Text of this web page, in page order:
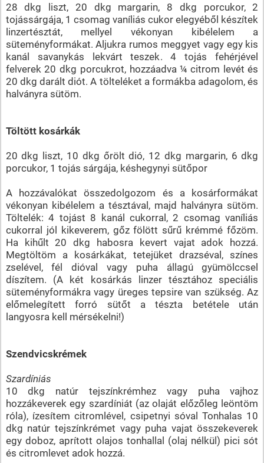
28 dkg liszt, 20 dkg margarin, 8 dkg porcukor, 2
tojássárgája, 1 csomag vaníliás cukor elegyéből készítek
linzertésztát, mellyel vékonyan kibélelem a
süteményformákat. Aljukra rumos meggyet vagy egy kis
kanál savanykás lekvárt teszek. 4 tojás fehérjével
felverek 20 dkg porcukrot, hozzáadva ¼ citrom levét és
20 dkg darált diót. A tölteléket a formákba adagolom, és
halványra sütöm.
Töltött kosárkák
20 dkg liszt, 10 dkg őrölt dió, 12 dkg margarin, 6 dkg
porcukor, 1 tojás sárgája, késhegynyi sütőpor
A hozzávalókat összedolgozom és a kosárformákat
vékonyan kibélelem a tésztával, majd halványra sütöm.
Töltelék: 4 tojást 8 kanál cukorral, 2 csomag vaníliás
cukorral jól kikeverem, gőz fölött sűrű krémmé főzöm.
Ha kihűlt 20 dkg habosra kevert vajat adok hozzá.
Megtöltöm a kosárkákat, tetejüket drazséval, színes
zselével, fél dióval vagy puha állagú gyümölccsel
díszítem. (A két kosárkás linzer tésztához speciális
süteményformákra vagy üreges tepsire van szükség. Az
előmelegített forró sütőt a tészta betétele után
langyosra kell mérsékelni!)
Szendvicskrémek
Szardíniás
10 dkg natúr tejszínkrémhez vagy puha vajhoz
hozzákeverek egy szardíniát (az olaját előzőleg leöntöm
róla), ízesítem citromlével, csipetnyi sóval Tonhalas 10
dkg natúr tejszínkrémet vagy puha vajat összekeverek
egy doboz, aprított olajos tonhallal (olaj nélkül) pici sót
és citromlevet adok hozzá.